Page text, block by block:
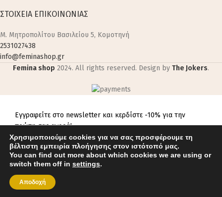
ΣΤΟΙΧΕΙΑ ΕΠΙΚΟΙΝΩΝΙΑΣ
M. Μητροπολίτου Βασιλείου 5, Κομοτηνή
2531027438
info@feminashop.gr
Femina shop 2024. All rights reserved. Design by The Jokers.
Εγγραφείτε στο newsletter και κερδίστε -10% για την
πρώτη σας αγορά!
Χρησιμοποιούμε cookies για να σας προσφέρουμε τη
βέλτιστη εμπειρία πλοήγησης στον ιστότοπό μας.
You can find out more about which cookies we are using or
switch them off in settings.
Αποδοχή